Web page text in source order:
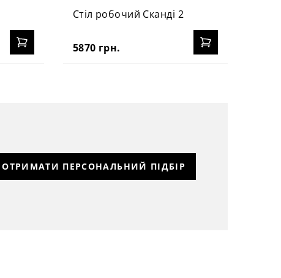
Стіл робочий Сканді 2
5870 грн.
ОТРИМАТИ ПЕРСОНАЛЬНИЙ ПІДБІР